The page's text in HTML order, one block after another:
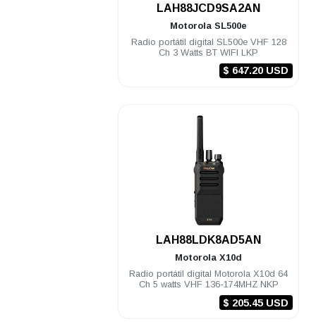
LAH88JCD9SA2AN
MotorolaSL500e
Radio portátil digital SL500e VHF 128
Ch 3 Watts BT WIFI LKP
$ 647.20 USD
LAH88LDK8AD5AN
MotorolaX10d
Radio portátil digital Motorola X10d 64
Ch 5 watts VHF 136-174MHZ NKP
$ 205.45 USD